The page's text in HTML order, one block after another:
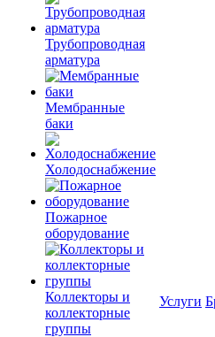
Трубопроводная
арматура
Мембранные
баки
Холодоснабжение
Пожарное
оборудование
Коллекторы и
коллекторные
группы
Услуги